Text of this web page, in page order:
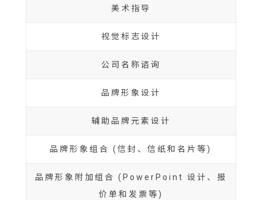
美术指导
视觉标志设计
公司名称谘询
品牌形象设计
辅助品牌元素设计
品牌形象组合 (信封、信纸和名片等)
品牌形象附加组合 (PowerPoint 设计、报
价单和发票等)